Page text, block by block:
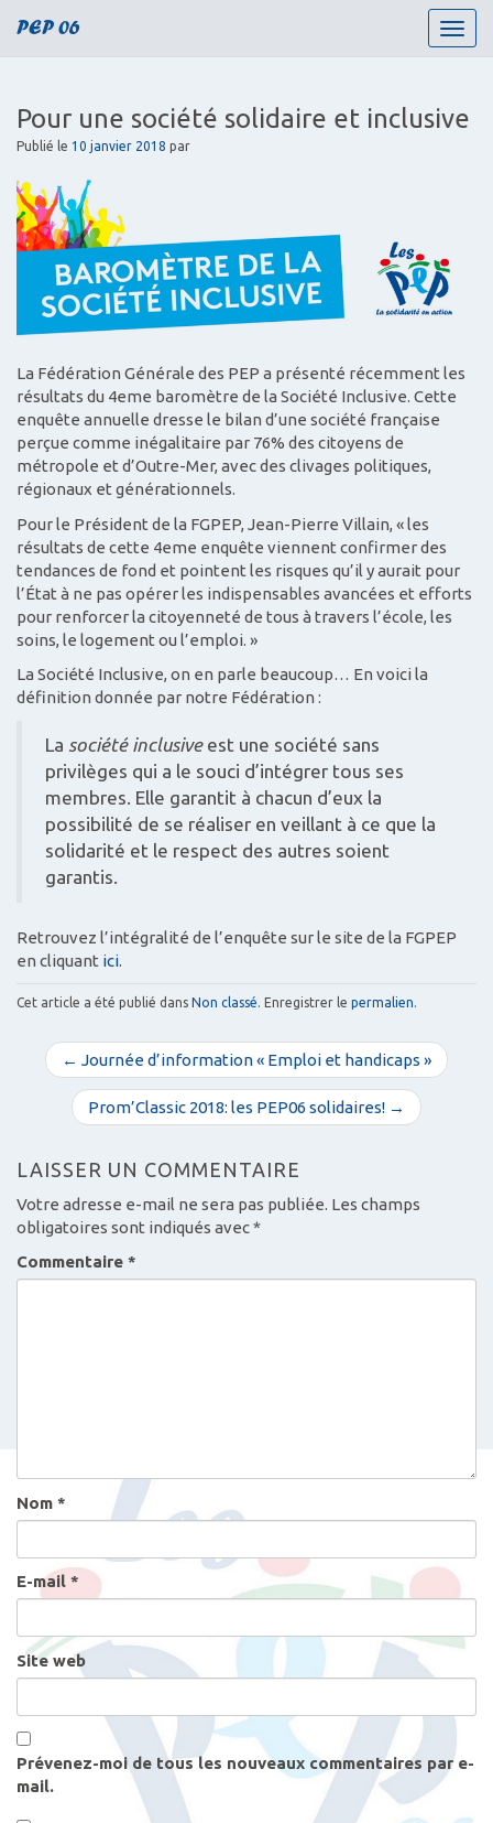
T
o
l
t
n
PEP 06
Pour une société solidaire et inclusive
Publié le 10 janvier 2018 par
La Fédération Générale des PEP a présenté récemment les
résultats du 4eme baromètre de la Société Inclusive. Cette
enquête annuelle dresse le bilan d’une société française
perçue comme inégalitaire par 76% des citoyens de
métropole et d’Outre-Mer, avec des clivages politiques,
régionaux et générationnels.
Pour le Président de la FGPEP, Jean-Pierre Villain, « les
résultats de cette 4eme enquête viennent confirmer des
tendances de fond et pointent les risques qu’il y aurait pour
l’État à ne pas opérer les indispensables avancées et efforts
pour renforcer la citoyenneté de tous à travers l’école, les
soins, le logement ou l’emploi. »
La Société Inclusive, on en parle beaucoup… En voici la
définition donnée par notre Fédération :
La société inclusiveest une société sans
privilèges qui a le souci d’intégrer tous ses
membres. Elle garantit à chacun d’eux la
possibilité de se réaliser en veillant à ce que la
solidarité et le respect des autres soient
garantis.
Retrouvez l’intégralité de l’enquête sur le site de la FGPEP
en cliquant ici.
Cet article a été publié dans Non classé. Enregistrer le permalien.
g
a
t
i
o
t
i
l
e
s
← Journée d’information « Emploi et handicaps »
Prom’Classic 2018: les PEP06 solidaires! →
LAISSER UN COMMENTAIRE
Votre adresse e-mail ne sera pas publiée. Les champs
obligatoires sont indiqués avec*
Commentaire *
Nom *
E-mail *
Site web
Prévenez-moi de tous les nouveaux commentaires par e-
mail.